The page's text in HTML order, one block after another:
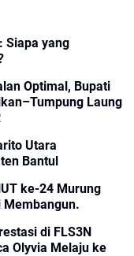
Siapa yang
Optimal, Bupati
Laung
Utara
Bantul
ke-24 Murung
Membangun.
di FLS3N
Olyvia Melaju ke